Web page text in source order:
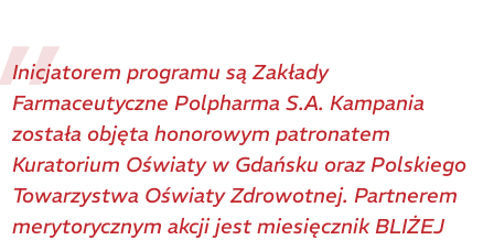
Inicjatorem programu są Zakłady
Farmaceutyczne Polpharma S.A. Kampania
została objęta honorowym patronatem
Kuratorium Oświaty w Gdańsku oraz Polskiego
Towarzystwa Oświaty Zdrowotnej. Partnerem
merytorycznym akcji jest miesięcznik BLIŻEJ